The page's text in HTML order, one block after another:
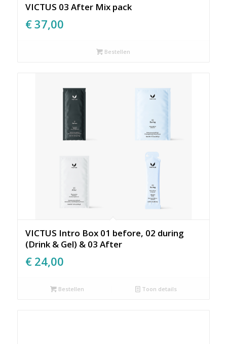
VICTUS 03 After Mix pack
€37,00
Bestellen
VICTUS Intro Box 01 before, 02 during
(Drink & Gel) & 03 After
€ 24,00
Bestellen Toon details